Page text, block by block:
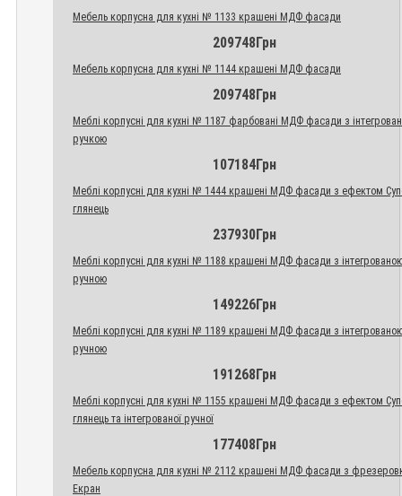
Мебель корпусна для кухні № 1133 крашені МДФ фасади
209748Грн
Мебель корпусна для кухні № 1144 крашені МДФ фасади
209748Грн
Меблі корпусні для кухні № 1187 фарбовані МДФ фасади з
ручкою
107184Грн
Меблі корпусні для кухні № 1444 крашені МДФ фасади з ефектом
глянець
237930Грн
Меблі корпусні для кухні № 1188 крашені МДФ фасади з
ручною
149226Грн
Меблі корпусні для кухні № 1189 крашені МДФ фасади з
ручною
191268Грн
Меблі корпусні для кухні № 1155 крашені МДФ фасади з ефектом
глянець та інтегрованої ручної
177408Грн
Мебель корпусна для кухні № 2112 крашені МДФ фасади з
Екран